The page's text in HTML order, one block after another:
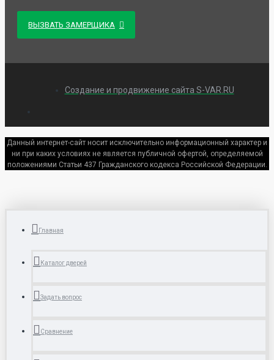
ВЫЗВАТЬ ЗАМЕРЩИКА
Создание и продвижение сайта S-VAR.RU
Данный интернет-сайт носит исключительно информационный характер и
ни при каких условиях не является публичной офертой, определяемой
положениями Статьи 437 Гражданского кодекса Российской Федерации.
Главная
Каталог дверей
Задать вопрос
Сравнение